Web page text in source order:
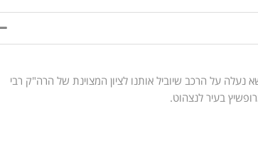
נעלה על הרכב שיוביל אותנו לציון המצוינת של הרה"ק רבי
בעיר לנצהוט.